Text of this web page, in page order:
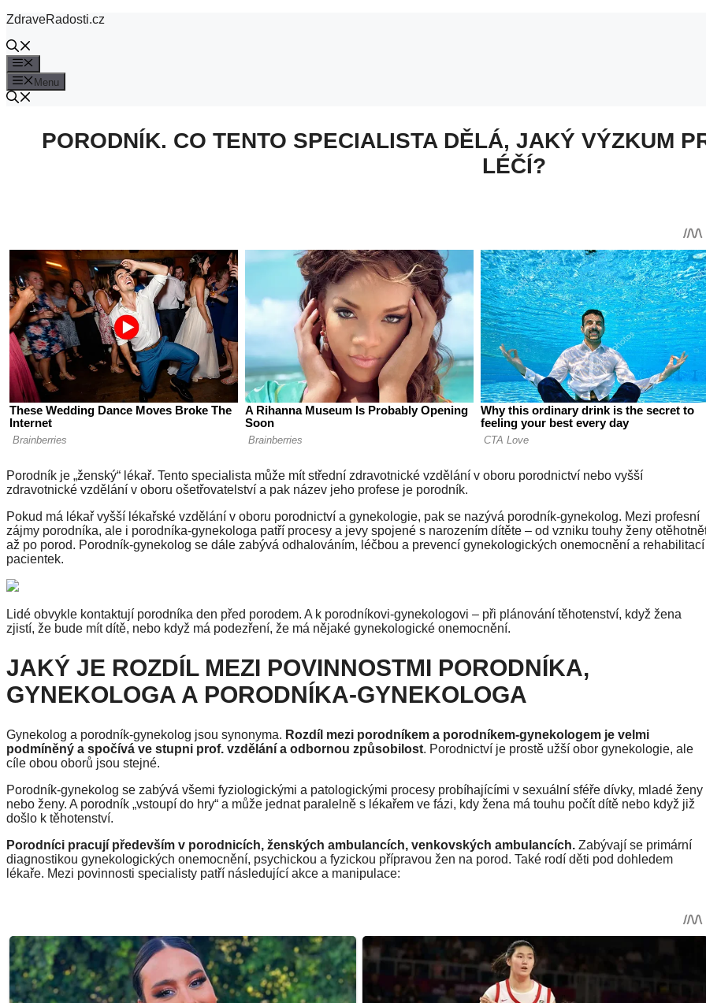
Přeskočit
obsah
ZdraveRadosti.cz
Menu
PORODNÍK. CO TENTO SPECIALISTA DĚLÁ, JAKÝ VÝZKUM
LÉČÍ?
Porodník je „ženský“ lékař. Tento specialista může mít střední zdravotnické vzdělání v oboru porodnictví nebo vyšší
zdravotnické vzdělání v oboru ošetřovatelství a pak název jeho profese je porodník.
Pokud má lékař vyšší lékařské vzdělání v oboru porodnictví a gynekologie, pak se nazývá porodník-gynekolog. Mezi profesní
zájmy porodníka, ale i porodníka-gynekologa patří procesy a jevy spojené s narozením dítěte – od vzniku touhy ženy
až po porod. Porodník-gynekolog se dále zabývá odhalováním, léčbou a prevencí gynekologických onemocnění a rehabilitací
pacientek.
Lidé obvykle kontaktují porodníka den před porodem. A k porodníkovi-gynekologovi – při plánování těhotenství, když žena
zjistí, že bude mít dítě, nebo když má podezření, že má nějaké gynekologické onemocnění.
JAKÝ JE ROZDÍL MEZI POVINNOSTMI PORODNÍKA,
GYNEKOLOGA A PORODNÍKA-GYNEKOLOGA
Gynekolog a porodník-gynekolog jsou synonyma. Rozdíl mezi porodníkem a porodníkem-gynekologem je velmi
podmíněný a spočívá ve stupni prof. vzdělání a odbornou způsobilost. Porodnictví je prostě užší obor gynekologie, ale
cíle obou oborů jsou stejné.
Porodník-gynekolog se zabývá všemi fyziologickými a patologickými procesy probíhajícími v sexuální sféře dívky, mladé ženy
nebo ženy. A porodník „vstoupí do hry“ a může jednat paralelně s lékařem ve fázi, kdy žena má touhu počít dítě nebo když již
došlo k těhotenství.
Porodníci pracují především v porodnicích, ženských ambulancích, venkovských ambulancích. Zabývají se primární
diagnostikou gynekologických onemocnění, psychickou a fyzickou přípravou žen na porod. Také rodí děti pod dohledem
lékaře. Mezi povinnosti specialisty patří následující akce a manipulace: